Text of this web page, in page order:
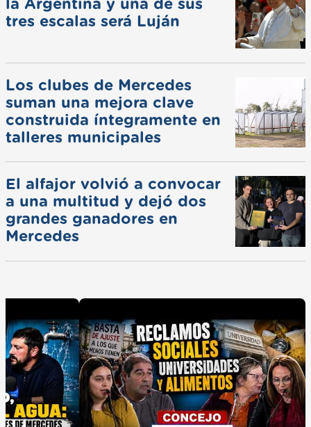
la Argentina y una de sus
tres escalas será Luján
Los clubes de Mercedes
suman una mejora clave
construida íntegramente en
talleres municipales
El alfajor volvió a convocar
a una multitud y dejó dos
grandes ganadores en
Mercedes